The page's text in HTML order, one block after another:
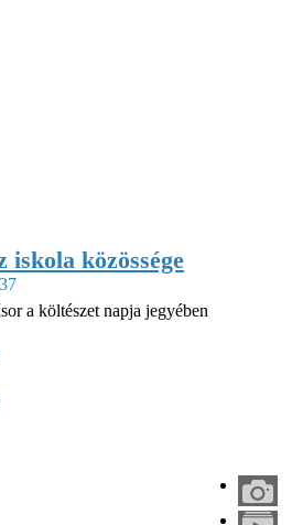
iskola közössége
a költészet napja jegyében